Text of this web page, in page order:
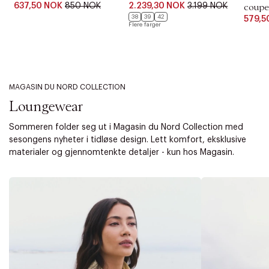
637,50 NOK 850 NOK 2.239,30 NOK 3.199 NOK
38 39
42
Flere farger
MAGASIN DU NORD COLLECTION
Loungewear
Sommeren folder seg ut i Magasin du Nord Collection med
sesongens nyheter i tidløse design. Lett komfort, eksklusive
materialer og gjennomtenkte detaljer - kun hos Magasin.